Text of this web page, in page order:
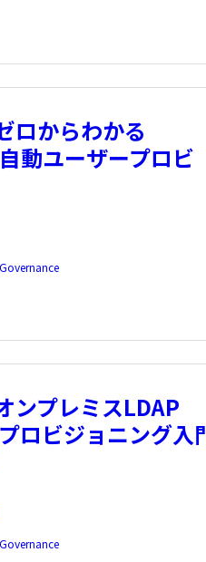
ロからわかる
動ユーザープロビ
ンプレミスLDAP
ロビジョニング入